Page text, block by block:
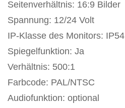
Seitenverhältnis: 16:9 Bilder
Spannung: 12/24 Volt
IP-Klasse des Monitors: IP54
Spiegelfunktion: Ja
Verhältnis: 500:1
Farbcode: PAL/NTSC
Audiofunktion: optional